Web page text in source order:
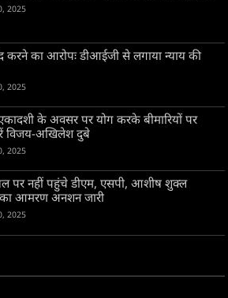
2025
करने का आरोपः डीआईजी से लगाया न्याय की
2025
एकादशी के अवसर पर योग करके बीमारियों पर
विजय-अखिलेश दुबे
2025
पर नहीं पहुंचे डीएम, एसपी, आशीष शुक्ल
का आमरण अनशन जारी
2025